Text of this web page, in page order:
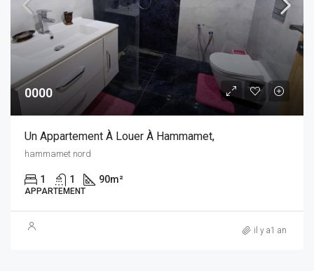
0000
Un Appartement À Louer À Hammamet,
hammamet nord
1 1 90m²
APPARTEMENT
il y a1 an